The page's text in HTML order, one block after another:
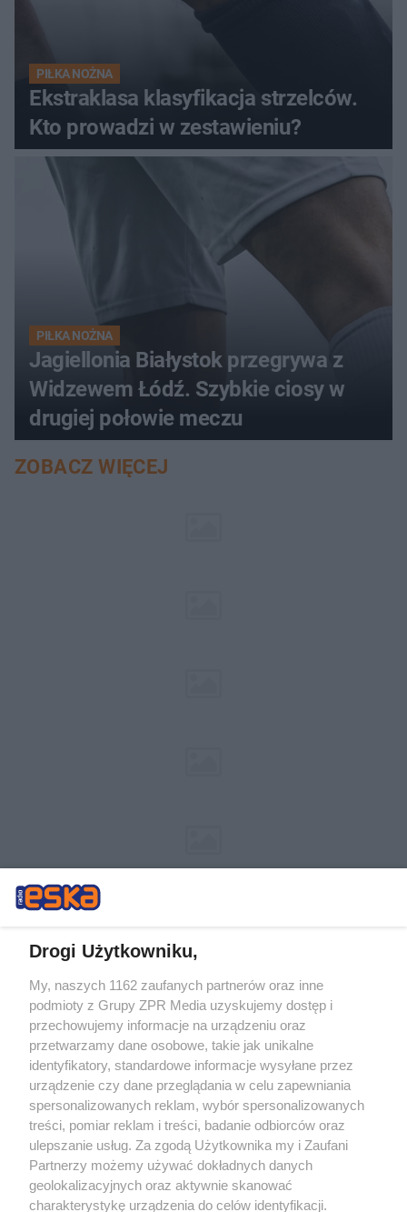
PIŁKA NOŻNA
Ekstraklasa klasyfikacja strzelców.
Kto prowadzi w zestawieniu?
PIŁKA NOŻNA
Jagiellonia Białystok przegrywa z
Widzewem Łódź. Szybkie ciosy w
drugiej połowie meczu
ZOBACZ WIĘCEJ
Żaden utwór zamieszczony w serwisie nie może być powielany i
rozpowszechniany lub dalej rozpowszechniany w jakikolwiek sposób (w
tym także elektroniczny lub mechaniczny) na jakimkolwiek polu
eksploatacji w jakiejkolwiek formie, włącznie z umieszczaniem w
Internecie bez pisemnej zgody właściciela praw. Jakiekolwiek użycie lub
wykorzystanie utworów w całości lub w części z naruszeniem prawa,
tzn. bez właściwej zgody, jest zabronione pod groźbą kary i może być
ścigane prawnie.
Drogi Użytkowniku,
My, naszych 1162 zaufanych partnerów oraz inne
podmioty z Grupy ZPR Media uzyskujemy dostęp i
przechowujemy informacje na urządzeniu oraz
przetwarzamy dane osobowe, takie jak unikalne
identyfikatory, standardowe informacje wysyłane przez
urządzenie czy dane przeglądania w celu zapewniania
spersonalizowanych reklam, wybór spersonalizowanych
treści, pomiar reklam i treści, badanie odbiorców oraz
ulepszanie usług. Za zgodą Użytkownika my i Zaufani
Partnerzy możemy używać dokładnych danych
geolokalizacyjnych oraz aktywnie skanować
charakterystykę urządzenia do celów identyfikacji.